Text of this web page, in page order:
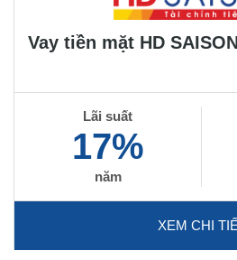
Vay tiền mặt HD SAISON
Lãi suất
17%
năm
XEM CHI